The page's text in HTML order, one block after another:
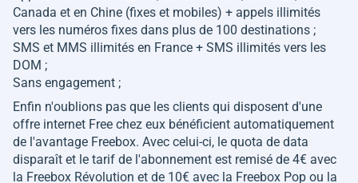
Canada et en Chine (fixes et mobiles) + appels illimités
vers les numéros fixes dans plus de 100 destinations ;
SMS et MMS illimités en France + SMS illimités vers les
DOM ;
Sans engagement ;
Enfin n'oublions pas que les clients qui disposent d'une
offre internet Free chez eux bénéficient automatiquement
de l'avantage Freebox. Avec celui-ci, le quota de data
disparaît et le tarif de l'abonnement est remisé de 4€ avec
la Freebox Révolution et de 10€ avec la Freebox Pop ou la